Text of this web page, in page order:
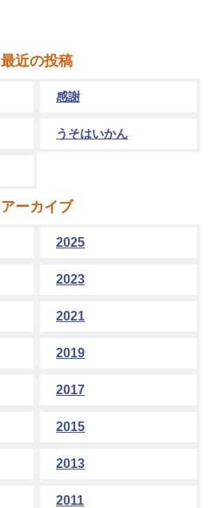
最近の投稿
感謝
うそはいかん
アーカイブ
2025
2023
2021
2019
2017
2015
2013
2011